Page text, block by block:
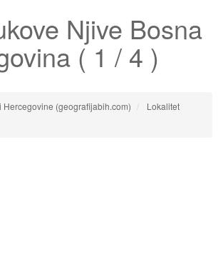
Njive Bosna
( 1 / 4 )
Hercegovine (geografijabih.com)
Lokalitet